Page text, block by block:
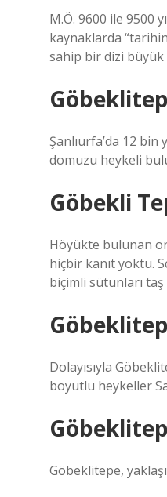
M.Ö. 9600 ile 9500
kaynaklarda
sahip bir dizi büyük
Şanlıurfa’da 12 bin
domuzu heykeli
Göbekli
Höyükte bulunan
hiçbir kanıt yoktu.
biçimli sütunları
Dolayısıyla
boyutlu heykeller
Göbeklitepe,